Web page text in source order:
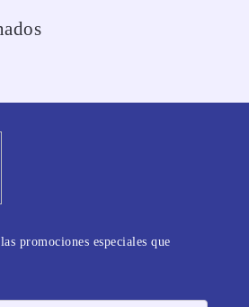
promociones especiales que